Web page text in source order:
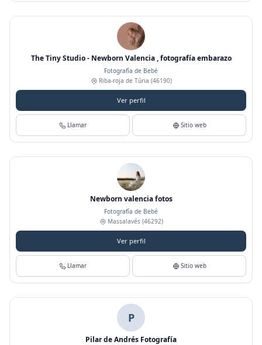
The Tiny Studio - Newborn Valencia , fotografía embarazo
Fotografía de Bebé
Riba-roja de Túria (46190)
Ver perfil
Llamar Sitio web
Newborn valencia fotos
Fotografía de Bebé
Massalavés(46292)
Ver perfil
Llamar Sitio web
P
Pilar de Andrés Fotografía